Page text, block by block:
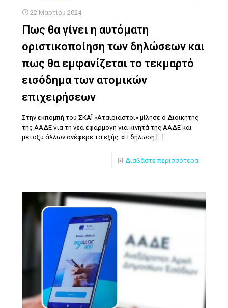
22 Μαρτίου 2024
Πως θα γίνει η αυτόματη
οριστικοποίηση των δηλώσεων και
πως θα εμφανίζεται το τεκμαρτό
εισόδημα των ατομικών
επιχειρήσεων
Στην εκπομπή του ΣΚΑΪ «Αταίριαστοι» μίλησε ο Διοικητής
της ΑΑΔΕ για τη νέα εφαρμογή για κινητά της ΑΑΔΕ και
μεταξύ άλλων ανέφερε τα εξής: «Η δήλωση […]
Διαβάστε περισσότερα